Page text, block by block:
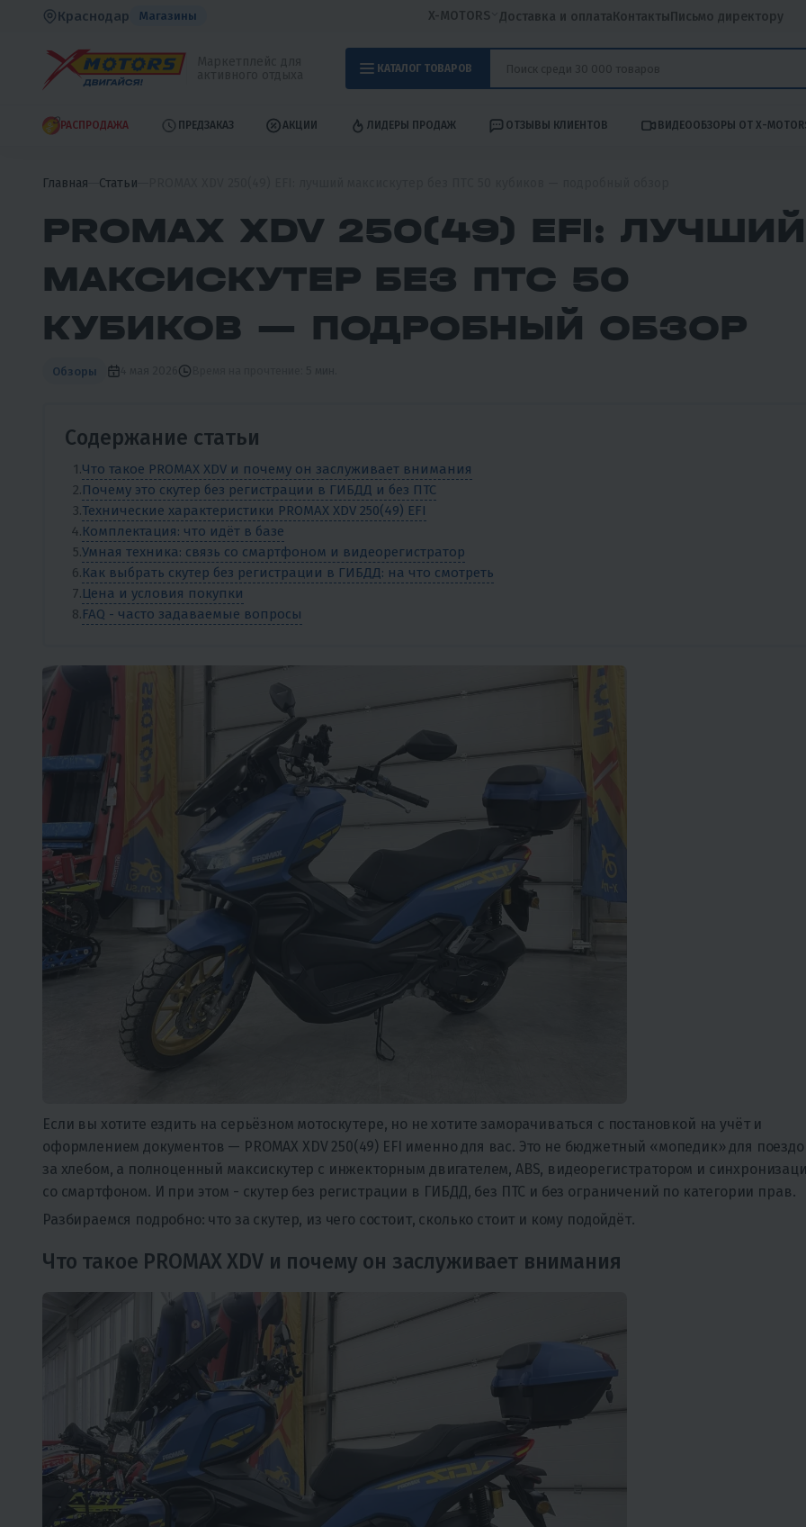
Краснодар Магазины X-MOTORS Доставка и оплатаКонтактыПисьмо директору
КАТАЛОГ ТОВАРОВ
РАСПРОДАЖА ПРЕДЗАКАЗ АКЦИИ ЛИДЕРЫ ПРОДАЖ ОТЗЫВЫ КЛИЕНТОВ ВИДЕООБЗОРЫ ОТ X-
Главная Статьи
PROMAX XDV 250(49) EFI: ЛУЧШИЙ
МАКСИСКУТЕР БЕЗ ПТС 50
КУБИКОВ — ПОДРОБНЫЙ ОБЗОР
Обзоры
Содержание статьи
Что такое PROMAX XDV и почему он заслуживает внимания
Почему это скутер без регистрации в ГИБДД и без ПТС
Технические характеристики PROMAX XDV 250(49) EFI
Комплектация: что идёт в базе
Умная техника: связь со смартфоном и видеорегистратор
Как выбрать скутер без регистрации в ГИБДД: на что смотреть
Цена и условия покупки
FAQ - часто задаваемые вопросы
Если вы хотите ездить на серьёзном мотоскутере, но не хотите заморачиваться с постановкой на учёт и
оформлением документов — PROMAX XDV 250(49) EFI именно для вас. Это не бюджетный «мопедик» для
за хлебом, а полноценный максискутер с инжекторным двигателем, ABS, видеорегистратором и
со смартфоном. И при этом - скутер без регистрации в ГИБДД, без ПТС и без ограничений по категории прав.
Разбираемся подробно: что за скутер, из чего состоит, сколько стоит и кому подойдёт.
Что такое PROMAX XDV и почему он заслуживает внимания